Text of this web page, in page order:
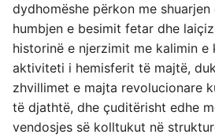
dydhomëshe përkon me
humbjen e besimit fetar dhe
historinë e njerzimit me kalimin e
aktiviteti i hemisferit të majtë,
zhvillimet e majta revolucionare
të djathtë, dhe çuditërisht edhe
vendosjes së kolltukut në